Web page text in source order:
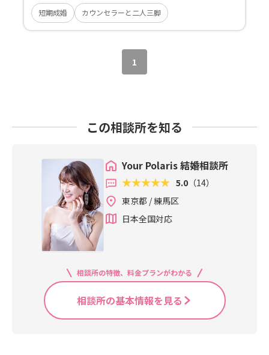
短期成婚 カウンセラーと二人三脚
1
この相談所を知る
Your Polaris 結婚相談所
5.0（14）
東京都 / 練馬区
日本全国対応
相談所の特徴、料金プランがわかる
相談所の基本情報を見る